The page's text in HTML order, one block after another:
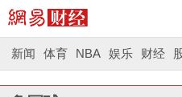
新闻 体育 NBA 娱乐 财经